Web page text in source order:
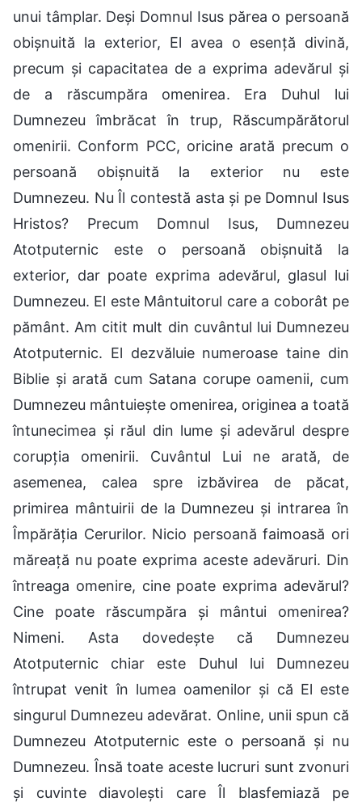
unui tâmplar. Deși Domnul Isus părea o persoană
obișnuită la exterior, El avea o esență divină,
precum și capacitatea de a exprima adevărul și
de a răscumpăra omenirea. Era Duhul lui
Dumnezeu îmbrăcat în trup, Răscumpărătorul
omenirii. Conform PCC, oricine arată precum o
persoană obișnuită la exterior nu este
Dumnezeu. Nu Îl contestă asta și pe Domnul Isus
Hristos? Precum Domnul Isus, Dumnezeu
Atotputernic este o persoană obișnuită la
exterior, dar poate exprima adevărul, glasul lui
Dumnezeu. El este Mântuitorul care a coborât pe
pământ. Am citit mult din cuvântul lui Dumnezeu
Atotputernic. El dezvăluie numeroase taine din
Biblie și arată cum Satana corupe oamenii, cum
Dumnezeu mântuiește omenirea, originea a toată
întunecimea și răul din lume și adevărul despre
corupția omenirii. Cuvântul Lui ne arată, de
asemenea, calea spre izbăvirea de păcat,
primirea mântuirii de la Dumnezeu și intrarea în
Împărăția Cerurilor. Nicio persoană faimoasă ori
măreață nu poate exprima aceste adevăruri. Din
întreaga omenire, cine poate exprima adevărul?
Cine poate răscumpăra și mântui omenirea?
Nimeni. Asta dovedește că Dumnezeu
Atotputernic chiar este Duhul lui Dumnezeu
întrupat venit în lumea oamenilor și că El este
singurul Dumnezeu adevărat. Online, unii spun că
Dumnezeu Atotputernic este o persoană și nu
Dumnezeu. Însă toate aceste lucruri sunt zvonuri
și cuvinte diavolești care Îl blasfemiază pe